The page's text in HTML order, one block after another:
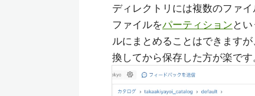
ディレクトリには複数のファ
ファイルをパーティション と
ルにまとめることはできます
換してから保存した方が楽です